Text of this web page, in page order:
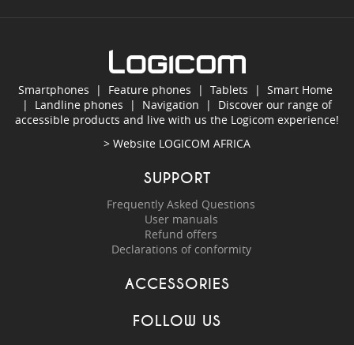
Smartphones | Feature phones | Tablets | Smart Home
| Landline phones | Navigation | Discover our range of
accessible products and live with us the Logicom experience!
> Website LOGICOM AFRICA
SUPPORT
Frequently Asked Questions
User manuals
Refund offers
Declarations of conformity
ACCESSORIES
FOLLOW US